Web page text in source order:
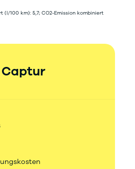
(l/100 km): 5,7; CO2-Emission kombiniert